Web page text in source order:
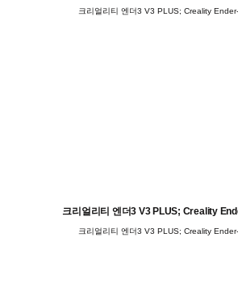
크리얼리티 엔더3 V3 PLUS; Creality
크리얼리티 엔더3 V3 PLUS; Creality
크리얼리티 엔더3 V3 PLUS; Creality